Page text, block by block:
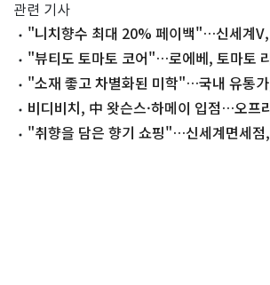
관련 기사
"니치향수 최대 20% 페이백"…신세계V,
"뷰티도 토마토 코어"…로에베, 토마토
장 "소재 좋고 차별화된 미학"…국내 유통
풍 비디비치, 中 왓슨스·하메이 입점…오프
"취향을 담은 향기 쇼핑"…신세계면세점